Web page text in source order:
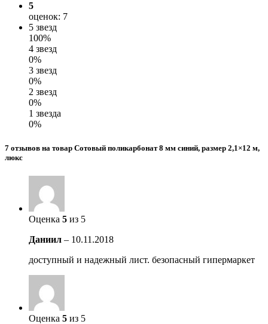
5
оценок: 7
5 звезд
100%
4 звезд
0%
3 звезд
0%
2 звезд
0%
1 звезда
0%
7 отзывов на товар Сотовый поликарбонат 8 мм синий, размер 2,1×12 м,
люкс
Оценка 5 из 5
Даниил – 10.11.2018
доступный и надежный лист. безопасный гипермаркет
Оценка 5 из 5